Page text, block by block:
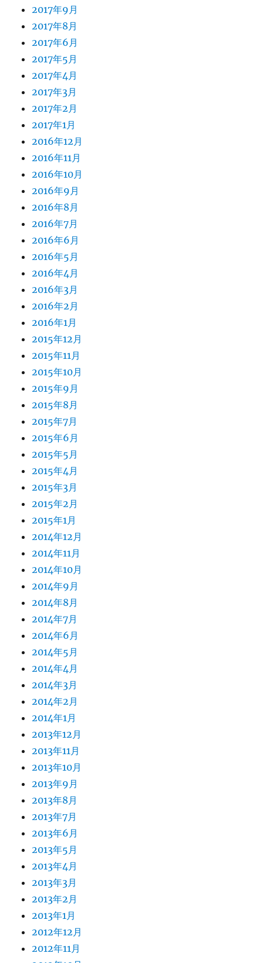
2017年9月
2017年8月
2017年6月
2017年5月
2017年4月
2017年3月
2017年2月
2017年1月
2016年12月
2016年11月
2016年10月
2016年9月
2016年8月
2016年7月
2016年6月
2016年5月
2016年4月
2016年3月
2016年2月
2016年1月
2015年12月
2015年11月
2015年10月
2015年9月
2015年8月
2015年7月
2015年6月
2015年5月
2015年4月
2015年3月
2015年2月
2015年1月
2014年12月
2014年11月
2014年10月
2014年9月
2014年8月
2014年7月
2014年6月
2014年5月
2014年4月
2014年3月
2014年2月
2014年1月
2013年12月
2013年11月
2013年10月
2013年9月
2013年8月
2013年7月
2013年6月
2013年5月
2013年4月
2013年3月
2013年2月
2013年1月
2012年12月
2012年11月